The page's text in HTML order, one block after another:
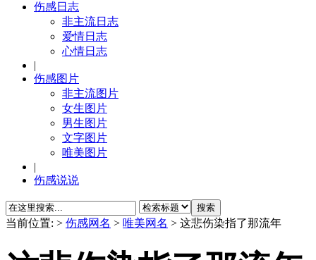
伤感日志
非主流日志
爱情日志
心情日志
|
伤感图片
非主流图片
女生图片
男生图片
文字图片
唯美图片
|
伤感说说
当前位置: > 伤感网名 > 唯美网名 > 这悲伤染指了那流年